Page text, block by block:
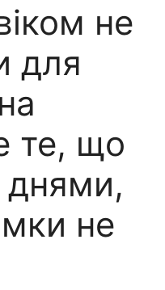
не
для
те, що
днями,
не